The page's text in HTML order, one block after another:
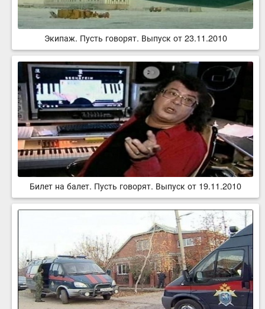
Экипаж. Пусть говорят. Выпуск от 23.11.2010
Билет на балет. Пусть говорят. Выпуск от 19.11.2010